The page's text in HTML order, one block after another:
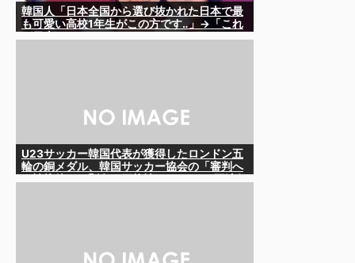
韓国人「日本全国から選び抜かれた日本で最
も可愛い高校1年生がこの方です‥」→「これ
U23サッカー韓国代表が獲得したロンドン五
輪の銅メダル、韓国サッカー協会の「審判へ